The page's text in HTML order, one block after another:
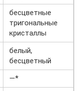
бесцветные
тригональные
кристаллы
белый,
бесцветный
—*